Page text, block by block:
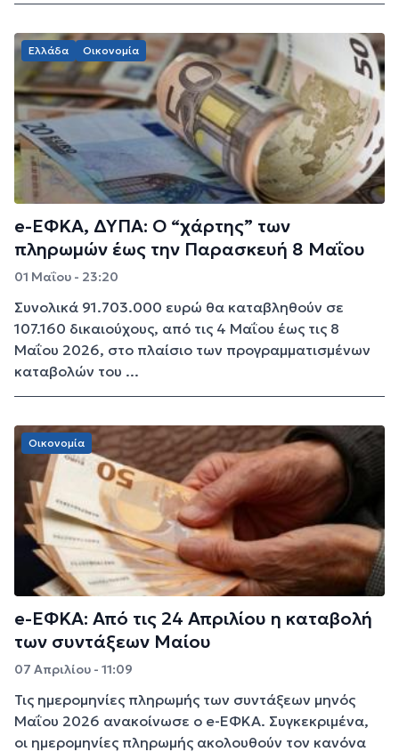
Ελλάδα Οικονομία
e-ΕΦΚΑ, ΔΥΠΑ: Ο “χάρτης” των
πληρωμών έως την Παρασκευή 8 Μαΐου
01 Μαΐου - 23:20
Συνολικά 91.703.000 ευρώ θα καταβληθούν σε
107.160 δικαιούχους, από τις 4 Μαΐου έως τις 8
Μαΐου 2026, στο πλαίσιο των προγραμματισμένων
καταβολών του ...
Οικονομία
e-ΕΦΚΑ: Από τις 24 Απριλίου η καταβολή
των συντάξεων Μαίου
07 Απριλίου - 11:09
Τις ημερομηνίες πληρωμής των συντάξεων μηνός
Μαΐου 2026 ανακοίνωσε ο e-ΕΦΚΑ. Συγκεκριμένα,
οι ημερομηνίες πληρωμής ακολουθούν τον κανόνα